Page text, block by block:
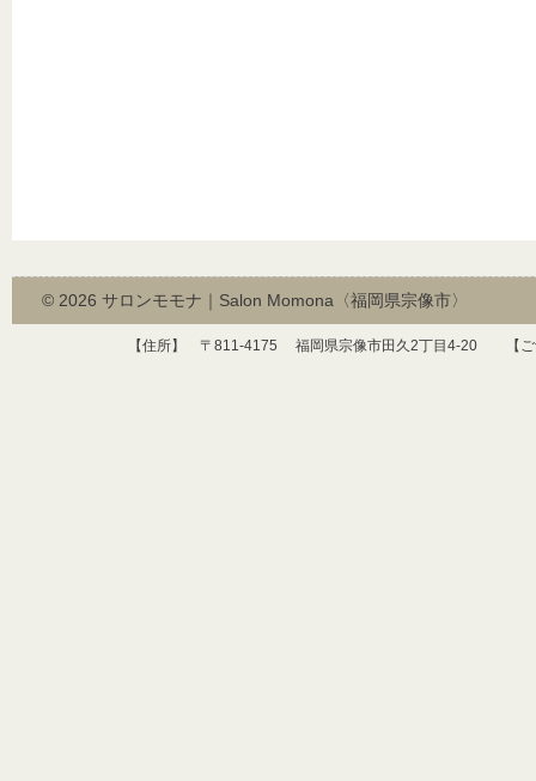
© 2026 サロンモモナ｜Salon Momona〈福岡県宗像市〉
【住所】 〒 811-4175 福岡県宗像市田久2丁目 4-20 【ご